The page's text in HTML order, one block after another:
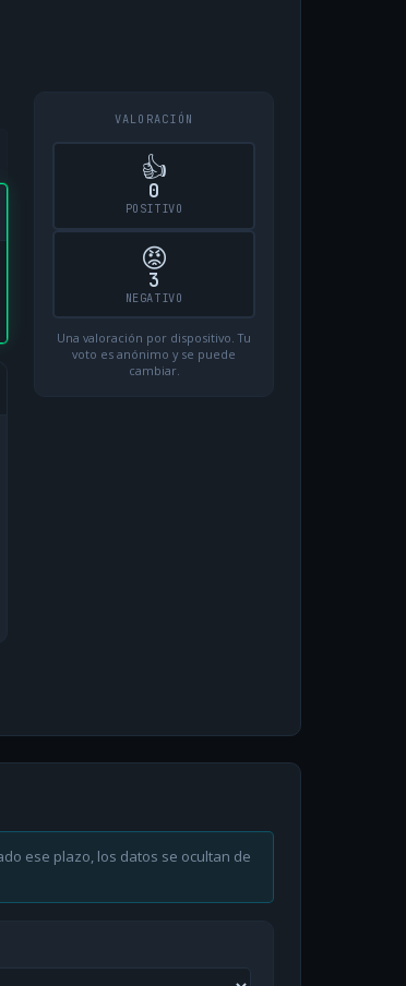
VALORACIÓN
👍
0
POSITIVO
😡
3
NEGATIVO
Una valoración por dispositivo. Tu
voto es anónimo y se puede
cambiar.
ese plazo, los datos se ocultan de